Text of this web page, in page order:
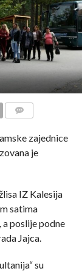
zajednice
je
IZ Kalesija
satima
poslije podne
Jajca.
su